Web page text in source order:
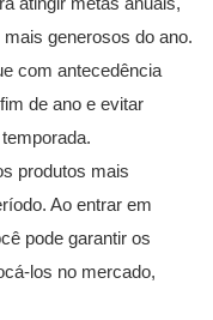
generosos do ano.
com antecedência
de ano e evitar
produtos mais
Ao entrar em
pode garantir os
los no mercado,